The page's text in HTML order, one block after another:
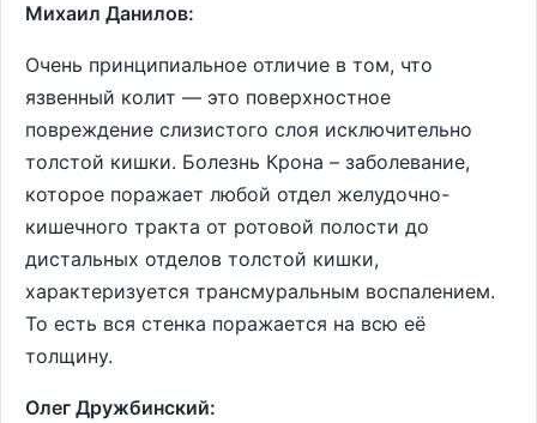
Михаил Данилов:
Очень принципиальное отличие в том, что
язвенный колит — это поверхностное
повреждение слизистого слоя исключительно
толстой кишки. Болезнь Крона – заболевание,
которое поражает любой отдел желудочно-
кишечного тракта от ротовой полости до
дистальных отделов толстой кишки,
характеризуется трансмуральным воспалением.
То есть вся стенка поражается на всю её
толщину.
Олег Дружбинский: